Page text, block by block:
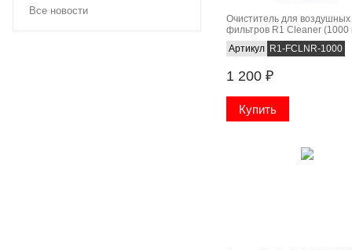
Все новости
Очиститель для воздушных
фильтров R1 Cleaner (1000
Артикул R1-FCLNR-1000
1 200 ₽